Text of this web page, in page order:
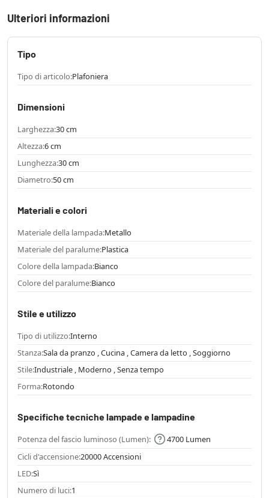
Ulteriori informazioni
Tipo
Tipo di articolo:Plafoniera
Dimensioni
Larghezza:30 cm
Altezza:6 cm
Lunghezza:30 cm
Diametro:50 cm
Materiali e colori
Materiale della lampada:Metallo
Materiale del paralume:Plastica
Colore della lampada:Bianco
Colore del paralume:Bianco
Stile e utilizzo
Tipo di utilizzo:Interno
Stanza:Sala da pranzo , Cucina , Camera da letto , Soggiorno
Stile:Industriale , Moderno , Senza tempo
Forma:Rotondo
Specifiche tecniche lampade e lampadine
Potenza del fascio luminoso (Lumen):
4700 Lumen
Cicli d'accensione:20000 Accensioni
LED:Sì
Numero di luci:1